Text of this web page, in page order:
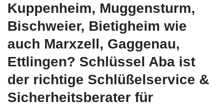
Kuppenheim, Muggensturm,
Bischweier, Bietigheim wie
auch Marxzell, Gaggenau,
Ettlingen? Schlüssel Aba ist
der richtige Schlüßelservice &
Sicherheitsberater für